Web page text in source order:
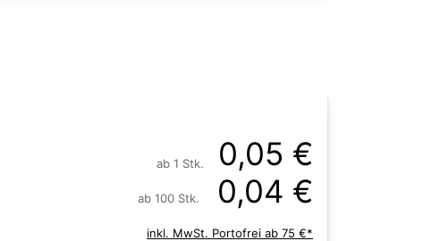
ab 1 Stk. 0,05 €
ab 100 Stk. 0,04 €
inkl. MwSt. Portofrei ab 75 €*